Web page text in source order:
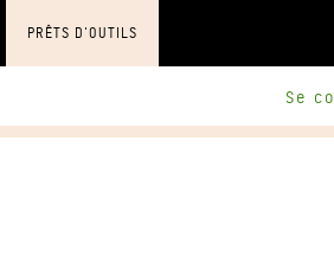
PRÊTS D'OUTILS
Se